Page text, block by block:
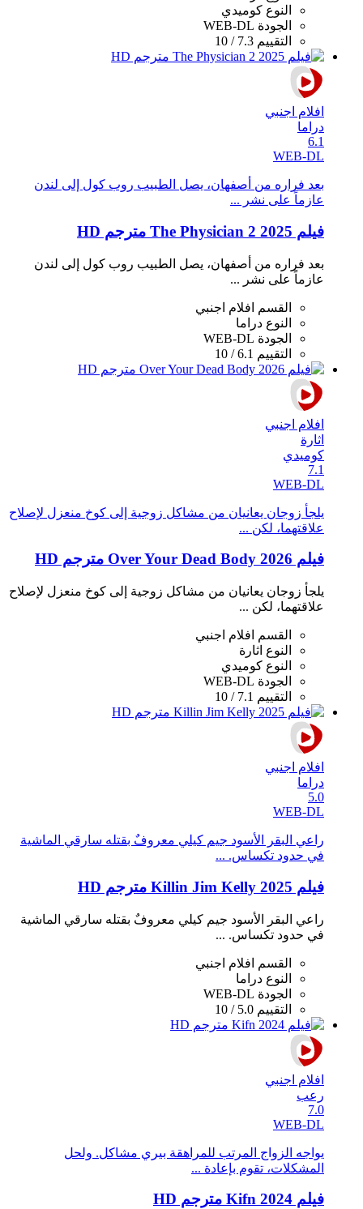
النوع كوميدي
الجودة WEB-DL
التقييم 7.3 / 10
افلام اجنبي
دراما
6.1
WEB-DL
بعد فراره من أصفهان، يصل الطبيب روب كول إلى لندن
عازماً على نشر ...
فيلم The Physician 2 2025 مترجم HD
بعد فراره من أصفهان، يصل الطبيب روب كول إلى لندن
عازماً على نشر ...
القسم
افلام اجنبي
النوع دراما
الجودة WEB-DL
التقييم 6.1 / 10
افلام اجنبي
اثارة
كوميدي
7.1
WEB-DL
يلجأ زوجان يعانيان من مشاكل زوجية إلى كوخ منعزل لإصلاح
علاقتهما، لكن ...
فيلم Over Your Dead Body 2026 مترجم HD
يلجأ زوجان يعانيان من مشاكل زوجية إلى كوخ منعزل لإصلاح
علاقتهما، لكن ...
القسم
افلام اجنبي
النوع اثارة
النوع كوميدي
الجودة WEB-DL
التقييم 7.1 / 10
افلام اجنبي
دراما
5.0
WEB-DL
راعي البقر الأسود جيم كيلي معروفٌ بقتله سارقي الماشية
في حدود تكساس. ...
فيلم Killin Jim Kelly 2025 مترجم HD
راعي البقر الأسود جيم كيلي معروفٌ بقتله سارقي الماشية
في حدود تكساس. ...
القسم
افلام اجنبي
النوع دراما
الجودة WEB-DL
التقييم 5.0 / 10
افلام اجنبي
رعب
7.0
WEB-DL
يواجه الزواج المرتب للمراهقة بيري مشاكل. ولحل
المشكلات، تقوم بإعادة ...
فيلم Kifn 2024 مترجم HD